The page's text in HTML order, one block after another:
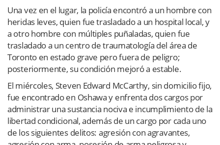
Una vez en el lugar, la policía encontró a un hombre con
heridas leves, quien fue trasladado a un hospital local, y
a otro hombre con múltiples puñaladas, quien fue
trasladado a un centro de traumatología del área de
Toronto en estado grave pero fuera de peligro;
posteriormente, su condición mejoró a estable.
El miércoles, Steven Edward McCarthy, sin domicilio fijo,
fue encontrado en Oshawa y enfrenta dos cargos por
administrar una sustancia nociva e incumplimiento de la
libertad condicional, además de un cargo por cada uno
de los siguientes delitos: agresión con agravantes,